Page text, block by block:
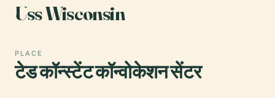
Uss Wisconsin
PLACE
टेड कॉन्स्टेंट कॉन्वोकेशन सेंटर